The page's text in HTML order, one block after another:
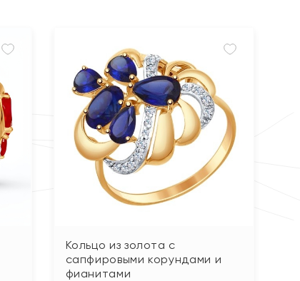
Кольцо из золота с
сапфировыми корундами и
фианитами